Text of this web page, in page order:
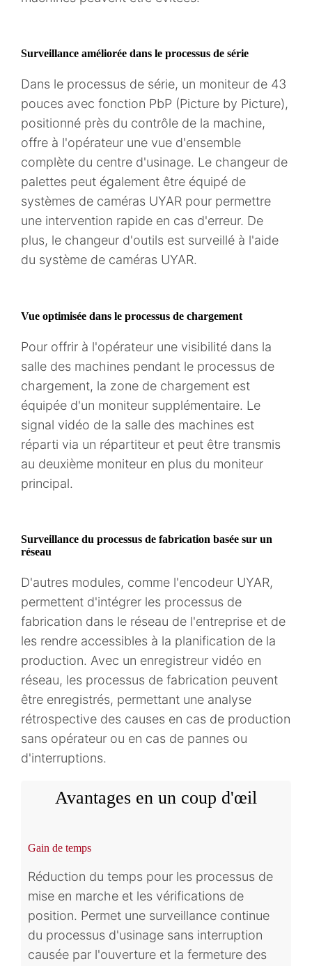
Surveillance améliorée dans le processus de série
Dans le processus de série, un moniteur de 43
pouces avec fonction PbP (Picture by Picture),
positionné près du contrôle de la machine,
offre à l'opérateur une vue d'ensemble
complète du centre d'usinage. Le changeur de
palettes peut également être équipé de
systèmes de caméras UYAR pour permettre
une intervention rapide en cas d'erreur. De
plus, le changeur d'outils est surveillé à l'aide
du système de caméras UYAR.
Vue optimisée dans le processus de chargement
Pour offrir à l'opérateur une visibilité dans la
salle des machines pendant le processus de
chargement, la zone de chargement est
équipée d'un moniteur supplémentaire. Le
signal vidéo de la salle des machines est
réparti via un répartiteur et peut être transmis
au deuxième moniteur en plus du moniteur
principal.
Surveillance du processus de fabrication basée sur un
réseau
D'autres modules, comme l'encodeur UYAR,
permettent d'intégrer les processus de
fabrication dans le réseau de l'entreprise et de
les rendre accessibles à la planification de la
production. Avec un enregistreur vidéo en
réseau, les processus de fabrication peuvent
être enregistrés, permettant une analyse
rétrospective des causes en cas de production
sans opérateur ou en cas de pannes ou
d'interruptions.
Avantages en un coup d'œil
Gain de temps
Réduction du temps pour les processus de
mise en marche et les vérifications de
position. Permet une surveillance continue
du processus d'usinage sans interruption
causée par l'ouverture et la fermeture des